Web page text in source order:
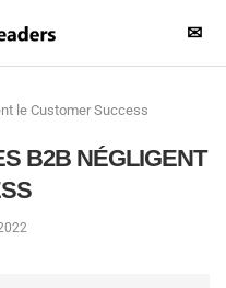
✉
le Customer Success
B2B NÉGLIGENT